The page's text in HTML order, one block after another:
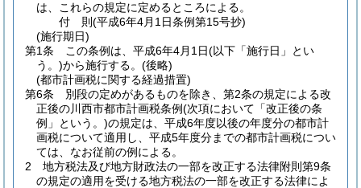
は、これらの規定に定めるところによる。
付 則(平成6年4月1日条例第15号抄)
(施行期日)
第1条
この条例は、平成6年4月1日(以下「施行日」とい
う。)から施行する。 (後略)
(都市計画税に関する経過措置)
第6条
別段の定めがあるものを除き、第2条の規定による改
正後の川西市都市計画税条例(次項において「改正後の条
例」という。)の規定は、平成6年度以後の年度分の都市計
画税について適用し、平成5年度分までの都市計画税につい
ては、なお従前の例による。
2
地方税法及び地方財政法の一部を改正する法律附則第9条
の規定の適用を受ける地方税法の一部を改正する法律によ